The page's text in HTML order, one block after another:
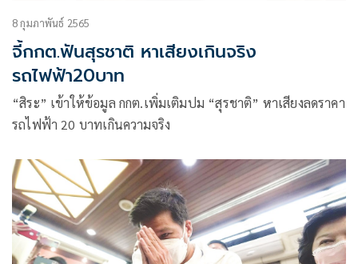
8 กุมภาพันธ์ 2565
จี้กกต.ฟันสุรชาติ หาเสียงเกินจริง
รถไฟฟ้า20บาท
“สิระ” เข้าให้ข้อมูล กกต.เพิ่มเติมปม “สุรชาติ” หาเสียงลดราคา
รถไฟฟ้า 20 บาทเกินความจริง